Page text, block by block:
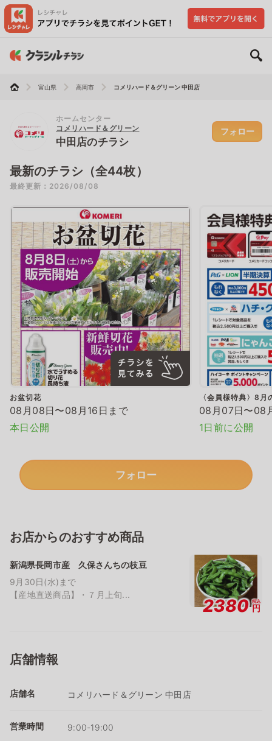
富山県 高岡市 コメリハード＆グリーン 中田店
ホームセンター
コメリハード＆グリーン
中田店のチラシ
フォロー
最新のチラシ（全44枚）
最終更新：2026/08/08
お盆切花
08月08日〜08月16日まで
本日公開
〈会員様特典〉8
08月07日〜08
1日前に公開
フォロー
お店からのおすすめ商品
新潟県長岡市産 久保さんちの枝豆
9月30日(水)まで
【産地直送商品】・７月上旬...
2380 税込
円
店舗情報
店舗名 コメリハード＆グリーン 中田店
営業時間 9:00-19:00